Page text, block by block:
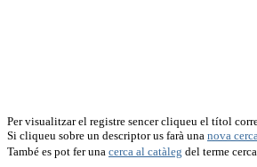
Per visualitzar el registre sencer cliqueu el títol
Si cliqueu sobre un descriptor us farà una nova
També es pot fer una cerca al catàleg del terme